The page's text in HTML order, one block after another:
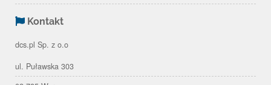
Kontakt
dcs.pl Sp. z o.o
ul. Puławska 303